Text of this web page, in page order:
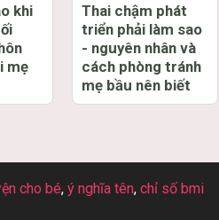
khi
mẹ
Thai chậm phát
triển phải làm sao
- nguyên nhân và
cách phòng tránh
mẹ bầu nên biết
cho bé, ý nghĩa tên, chỉ số bmi